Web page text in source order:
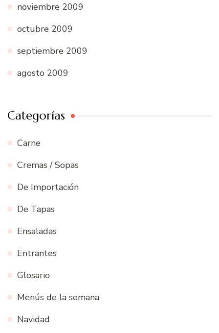
noviembre 2009
octubre 2009
septiembre 2009
agosto 2009
Categorías
Carne
Cremas / Sopas
De Importación
De Tapas
Ensaladas
Entrantes
Glosario
Menús de la semana
Navidad